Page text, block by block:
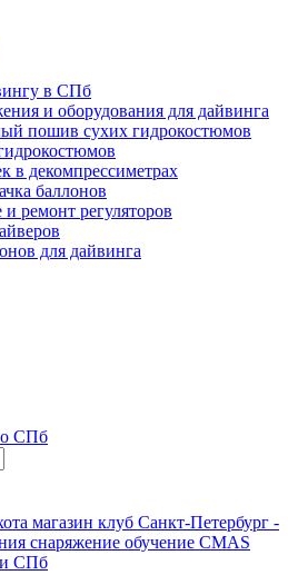
в СПб
и оборудования для дайвинга
пошив сухих гидрокостюмов
в декомпрессиметрах
баллонов
ремонт регуляторов
для дайвинга
СПб